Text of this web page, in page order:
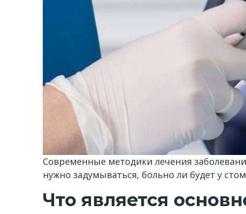
Современные методики лечения
нужно задумываться, больно ли будет у
Что является